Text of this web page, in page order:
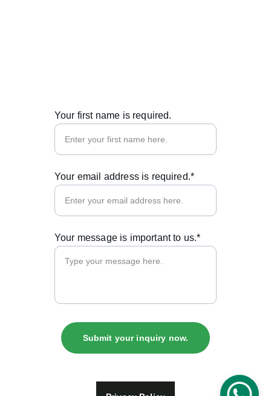
Your first name is required.
Your email address is required.*
Your message is important to us.*
Submit your inquiry now.